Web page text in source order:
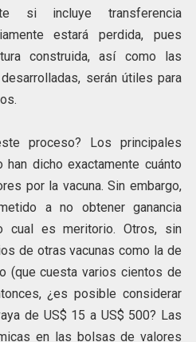
si incluye transferencia
estará perdida, pues
construida, así como las
serán útiles para
proceso? Los principales
dicho exactamente cuánto
por la vacuna. Sin embargo,
a no obtener ganancia
cual es meritorio. Otros, sin
de otras vacunas como la de
(que cuesta varios cientos de
¿es posible considerar
de US$ 15 a US$ 500? Las
en las bolsas de valores